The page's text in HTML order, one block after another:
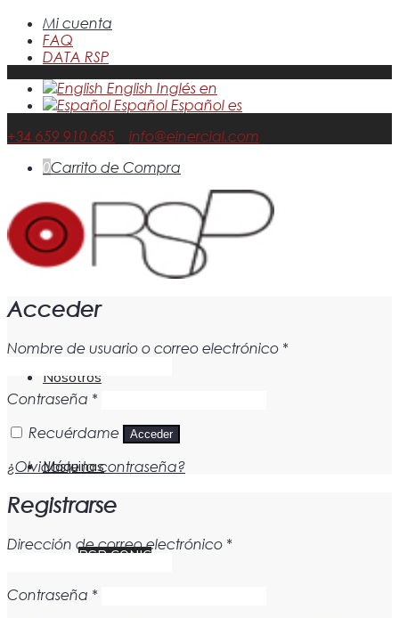
Mi cuenta
FAQ
DATA RSP
English Inglés en
Español Español es
+34 659 910 685
info@einercial.com
0Carrito de Compra
Nosotros
Máquinas
RSP CONIC
Acceder
Nombre de usuario o correo electrónico *
Contraseña *
Recuérdame
Acceder
¿Olvidaste la contraseña?
Registrarse
Dirección de correo electrónico *
Contraseña *